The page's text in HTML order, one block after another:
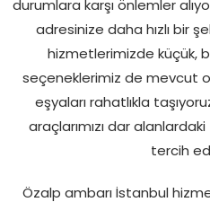
durumlara karşı önlemler
adresinize daha hızlı bir
hizmetlerimizde küçük,
seçeneklerimiz de mevcut
eşyaları rahatlıkla
araçlarımızı dar
tercih
Özalp ambarı İstanbul